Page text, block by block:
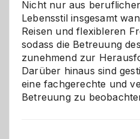
Nicht nur aus
Lebensstil insgesamt
Reisen und flexibleren
sodass die Betreuung
zunehmend zur
Darüber hinaus sind
eine fachgerechte und
Betreuung zu